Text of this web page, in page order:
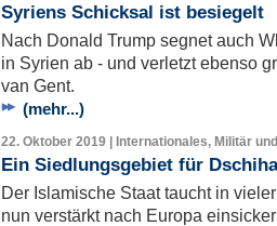
Syriens Schicksal ist besiegelt
Nach Donald Trump segnet auch
in Syrien ab - und verletzt ebenso
van Gent.
(mehr...)
22. Oktober 2019 | Internationales, Militär
Ein Siedlungsgebiet für
Der Islamische Staat taucht in
nun verstärkt nach Europa